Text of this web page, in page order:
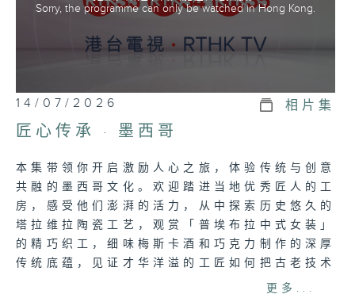
Portuguese guitar craftsmen to
France’s macaron patissiers,
luthier, America’s Neon Sign
Maker
, and Mexico’s mezcal and
reveals the dedication, creativity,
and deep love infused into every
creation, showcasing time-honored
techniques passed through
generations alongside
contemporary flair that keeps
these treasured traditions
Sorry, the programme can only be watched in Hong Kong.
14/07/2026 相片集
匠心传承 · 墨西哥
本集带领你开启激励人心之旅，体验传统与创意
共融的墨西哥文化。欢迎踏进当地优秀匠人的工
房，感受他们澎湃的活力，从中探索历史悠久的
塔拉维拉陶瓷工艺，观赏「普埃布拉中式女装」
的精巧织工，细味梅斯卡酒和巧克力制作的深厚
传统底蕴，见证才华洋溢的工匠如何把古老技术
与现代风格糅合，这些故事都在墨西哥绚丽的城
更多...